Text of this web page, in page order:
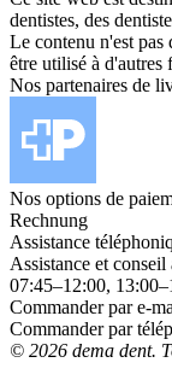
dentistes, des
Le contenu n'est pas
être utilisé à d'autres
Nos partenaires de
Nos options de
Rechnung
Assistance
Assistance et conseil
07:45–12:00,
Commander par e-
Commander par
© 2026 dema dent.